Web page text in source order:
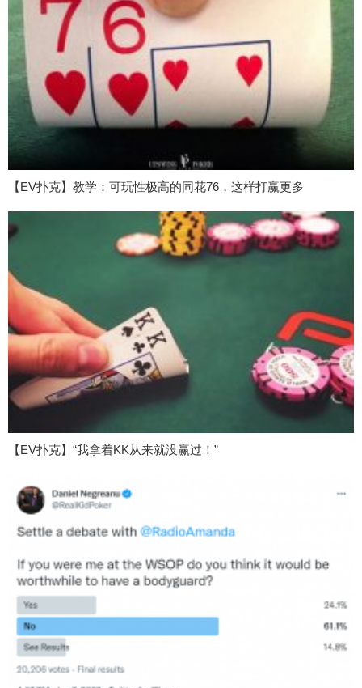
【EV扑克】教学：可玩性极高的同花76，这样打赢更多
【EV扑克】“我拿着KK从来就没赢过！”